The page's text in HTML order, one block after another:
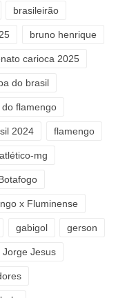
brasileirão
bruno henrique
carioca 2025
do brasil
flamengo
2024 flamengo
mg
x Fluminense
gabigol gerson
Jorge Jesus